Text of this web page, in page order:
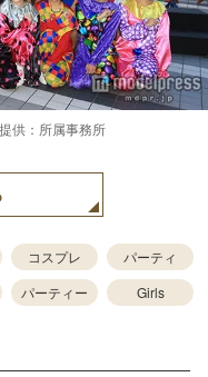
供：所属事務所
コスプレ
パーティ
パーティー Girls